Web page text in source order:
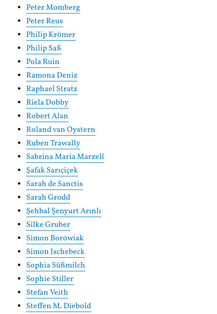
Peter Momberg
Peter Reus
Philip Krömer
Philip Saß
Pola Ruin
Ramona Deniz
Raphael Stratz
Riela Dobby
Robert Alan
Roland van Oystern
Ruben Trawally
Sabrina Maria Marzell
Şafak Sarıçiçek
Sarah de Sanctis
Sarah Grodd
Şehbal Şenyurt Arınlı
Silke Gruber
Simon Borowiak
Simon Ischebeck
Sophia Süßmilch
Sophie Stiller
Stefan Veith
Steffen M. Diebold